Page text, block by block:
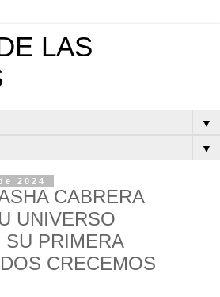
LAS
▼
▼
2024
CABRERA
UNIVERSO
SU PRIMERA
CRECEMOS